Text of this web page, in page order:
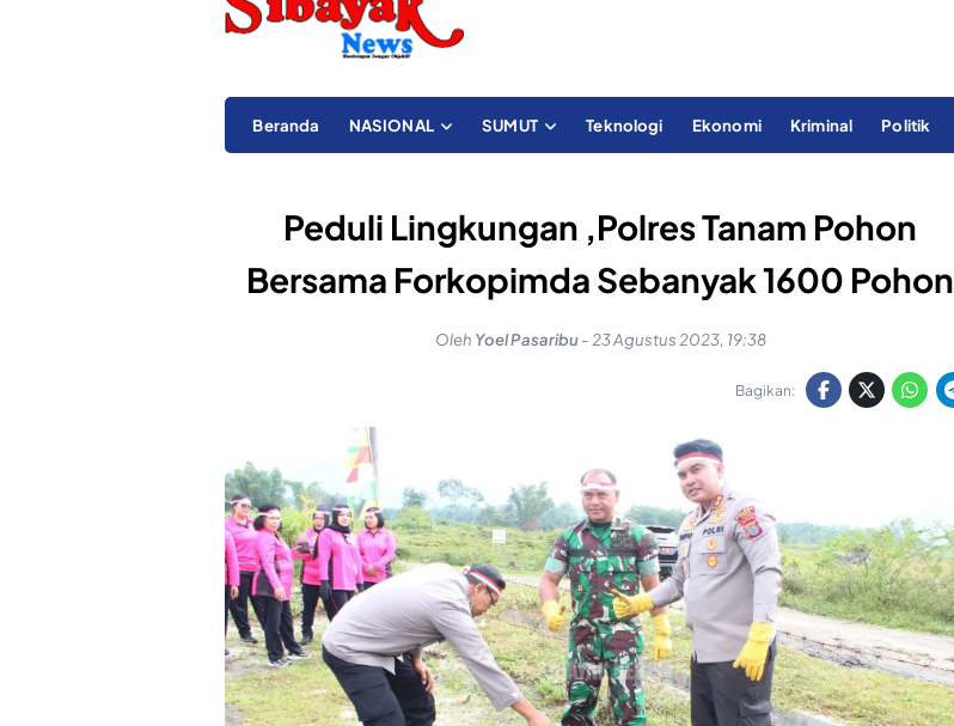
Beranda NASIONAL SUMUT Teknologi Ekonomi Kriminal Politik
Peduli Lingkungan ,Polres Tanam Pohon
Bersama Forkopimda Sebanyak 1600 Pohon
Oleh Yoel Pasaribu - 23 Agustus 2023, 19:38
Bagikan: